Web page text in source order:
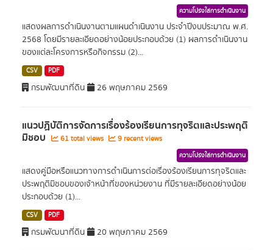
ความโปร่งใสการดำเนินงาน
แสดงผลการดำเนินงานตามแผนดำเนินงาน ประจำปีงบประมาณ พ.ศ.
2568 โดยมีรายละเอียดอย่างน้อยประกอบด้วย (1) ผลการดำเนินงาน
ของแต่ละโครงการหรือกิจกรรม (2)...
CSV PDF
กรมพัฒนาที่ดิน 26 พฤษภาคม 2569
แนวปฏิบัติการจัดการเรื่องร้องเรียนการทุจริตและประพฤติ
มิชอบ 61 total views 9 recent views
ความโปร่งใสการดำเนินงาน
แสดงคู่มือหรือแนวทางการดำเนินการต่อเรื่องร้องเรียนการทุจริตและ
ประพฤติมิชอบของเจ้าหน้าที่ของหน่วยงาน ที่มีรายละเอียดอย่างน้อย
ประกอบด้วย (1)...
CSV PDF
กรมพัฒนาที่ดิน 20 พฤษภาคม 2569